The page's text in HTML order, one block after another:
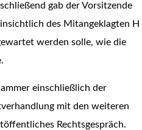
gab der Vorsitzende
des Mitangeklagten H
werden solle, wie die
einschließlich der
mit den weiteren
Rechtsgespräch.